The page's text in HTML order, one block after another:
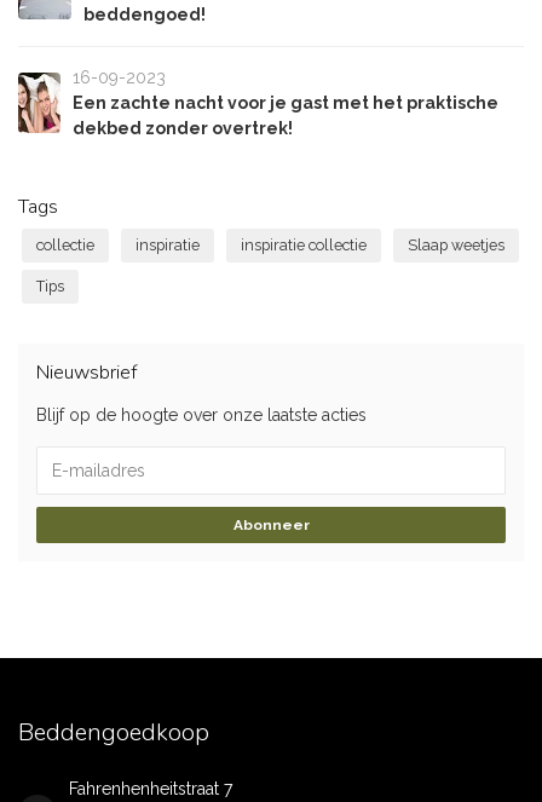
beddengoed!
16-09-2023
Een zachte nacht voor je gast met het praktische
dekbed zonder overtrek!
Tags
collectie inspiratie inspiratie collectie Slaap weetjes
Tips
Nieuwsbrief
Blijf op de hoogte over onze laatste acties
Abonneer
Beddengoedkoop
Fahrenhenheitstraat 7